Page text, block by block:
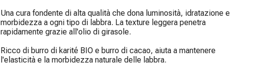
Una cura fondente di alta qualità che dona luminosità, idratazione e
morbidezza a ogni tipo di labbra. La texture leggera penetra
rapidamente grazie all'olio di girasole.
Ricco di burro di karité BIO e burro di cacao, aiuta a mantenere
l'elasticità e la morbidezza naturale delle labbra.